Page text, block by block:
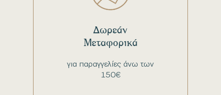
για παραγγελίες άνω των
150€
Δωρεάν
Μεταφορικά